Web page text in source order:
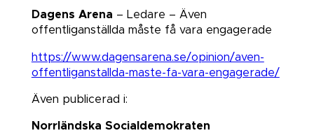
Dagens Arena – Ledare – Även
offentliganställda måste få vara engagerade​​​​​​​
https://www.dagensarena.se/opinion/aven-
offentliganstallda-maste-fa-vara-engagerade/
Även publicerad i:
Norrländska Socialdemokraten